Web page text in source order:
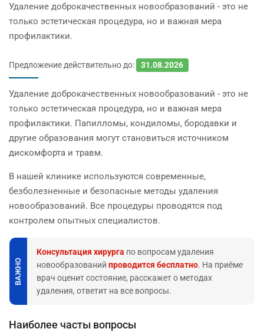
Удаление доброкачественных новообразований - это не
только эстетическая процедура, но и важная мера
профилактики.
Предложение действительно до: 31.08.2026
Удаление доброкачественных новообразований - это не
только эстетическая процедура, но и важная мера
профилактики. Папилломы, кондиломы, бородавки и
другие образования могут становиться источником
дискомфорта и травм.
В нашей клинике используются современные,
безболезненные и безопасные методы удаления
новообразований. Все процедуры проводятся под
контролем опытных специалистов.
ВАЖНО
Консультация хирурга по вопросам удаления
новообразований проводится бесплатно. На приёме
врач оценит состояние, расскажет о методах
удаления, ответит на все вопросы.
Наиболее часты вопросы